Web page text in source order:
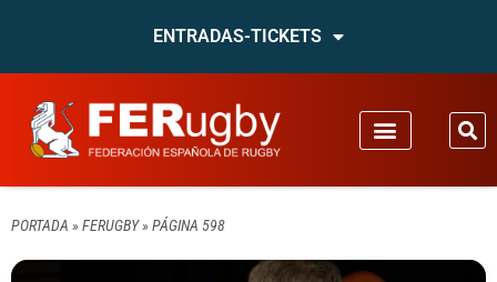
ENTRADAS-TICKETS
PORTADA » FERUGBY» PÁGINA 598